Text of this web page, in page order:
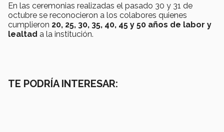
En las ceremonias realizadas el pasado 30 y 31 de
octubre se reconocieron a los colabores quienes
cumplieron 20, 25, 30, 35, 40, 45 y 50 años de labor y
lealtad a la institución.
TE PODRÍA INTERESAR: